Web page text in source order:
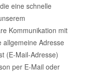
eine schnelle
Kommunikation mit
allgemeine Adresse
(E-Mail-Adresse)
per E-Mail oder